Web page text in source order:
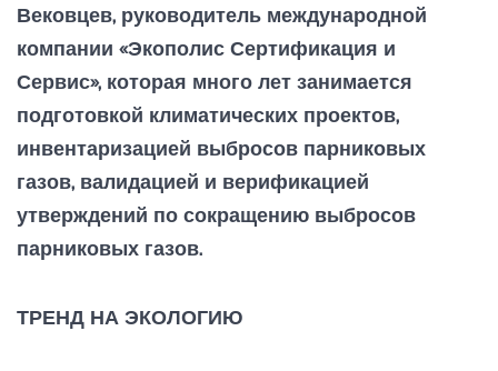
Вековцев, руководитель международной
компании «Экополис Сертификация и
Сервис», которая много лет занимается
подготовкой климатических проектов,
инвентаризацией выбросов парниковых
газов, валидацией и верификацией
утверждений по сокращению выбросов
парниковых газов.
ТРЕНД НА ЭКОЛОГИЮ